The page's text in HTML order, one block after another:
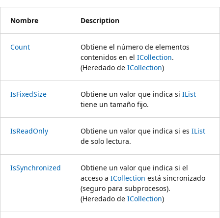
Nombre Description
Count
Obtiene el número de elementos
contenidos en el ICollection.
(Heredado de ICollection)
IsFixedSize Obtiene un valor que indica si IList
tiene un tamaño fijo.
IsReadOnly Obtiene un valor que indica si es IList
de solo lectura.
IsSynchronized
Obtiene un valor que indica si el
acceso a ICollection está sincronizado
(seguro para subprocesos).
(Heredado de ICollection)